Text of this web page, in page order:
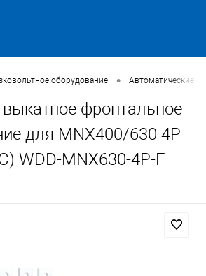
оборудование • Автоматические
фронтальное
для MNX400/630 4P
WDD-MNX630-4P-F